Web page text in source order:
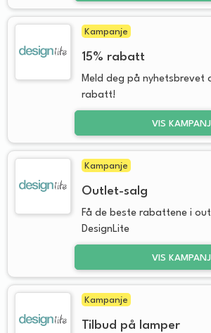
Kampanje
15% rabatt
Meld deg på nyhetsbrevet
rabatt!
VIS
Kampanje
Outlet-salg
Få de beste rabattene i
DesignLite
VIS
Kampanje
Tilbud på lamper